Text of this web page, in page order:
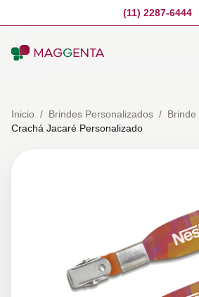
(11) 2287-6444
Inicio / Brindes Personalizados / Brinde
Crachá Jacaré Personalizado